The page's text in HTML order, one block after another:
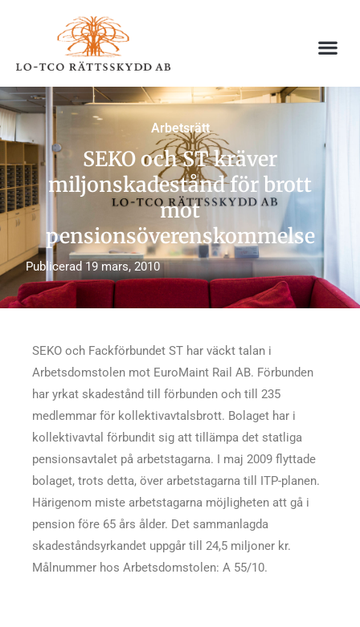
Arbetsrätt
SEKO och ST kräver
miljonskadestånd för brott
mot
pensionsöverenskommelse
Publicerad 19 mars, 2010
SEKO och Fackförbundet ST har väckt talan i
Arbetsdomstolen mot EuroMaint Rail AB. Förbunden
har yrkat skadestånd till förbunden och till 235
medlemmar för kollektivavtalsbrott. Bolaget har i
kollektivavtal förbundit sig att tillämpa det statliga
pensionsavtalet på arbetstagarna. I maj 2009 flyttade
bolaget, trots detta, över arbetstagarna till ITP-planen.
Härigenom miste arbetstagarna möjligheten att gå i
pension före 65 års ålder. Det sammanlagda
skadeståndsyrkandet uppgår till 24,5 miljoner kr.
Målnummer hos Arbetsdomstolen: A 55/10.